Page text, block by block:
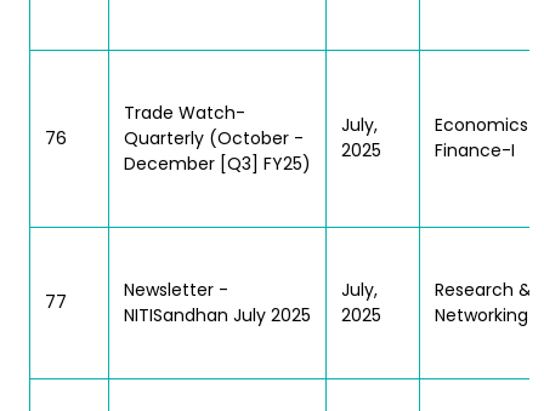
76
Trade Watch-
Quarterly (October -
December [Q3] FY25)
July,
2025
Economics
Finance-I
77
Newsletter -
NITISandhan July 2025
July,
2025
Research &
Networking